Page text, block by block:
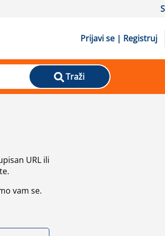
Prijavi se | Registruj
Traži
URL ili
vam se.